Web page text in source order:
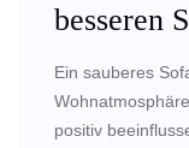
besseren
Ein sauberes
positiv